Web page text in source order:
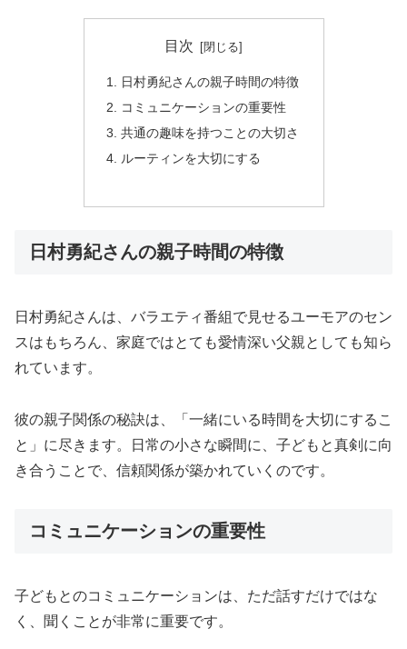
目次
日村勇紀さんの親子時間の特徴
コミュニケーションの重要性
共通の趣味を持つことの大切さ
ルーティンを大切にする
日村勇紀さんの親子時間の特徴
日村勇紀さんは、バラエティ番組で見せるユーモアのセン
スはもちろん、家庭ではとても愛情深い父親としても知ら
れています。
彼の親子関係の秘訣は、「一緒にいる時間を大切にするこ
と」に尽きます。日常の小さな瞬間に、子どもと真剣に向
き合うことで、信頼関係が築かれていくのです。
コミュニケーションの重要性
子どもとのコミュニケーションは、ただ話すだけではな
く、聞くことが非常に重要です。